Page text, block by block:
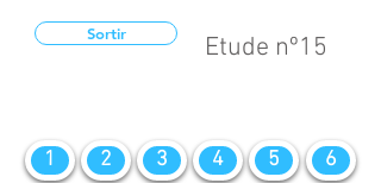
Sortir Etude nº15
1 2 3 4 5 6